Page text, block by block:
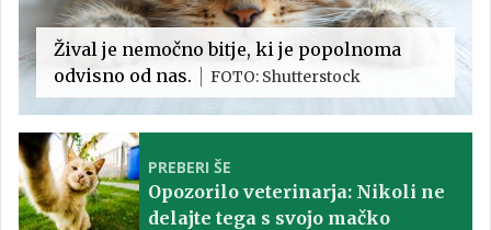
Žival je nemočno bitje, ki je popolnoma
odvisno od nas.
FOTO: Shutterstock
PREBERI ŠE
Opozorilo veterinarja: Nikoli ne
delajte tega s svojo mačko